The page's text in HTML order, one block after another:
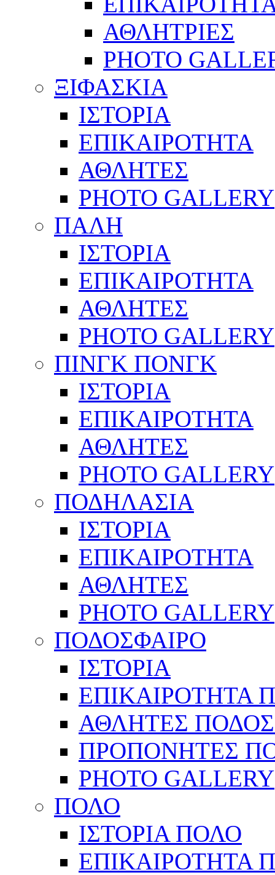
ΑΘΛΗΤΡΙΕΣ
PHOTO
ΞΙΦΑΣΚΙΑ
ΙΣΤΟΡΙΑ
ΕΠΙΚΑΙΡΟΤΗΤΑ
ΑΘΛΗΤΕΣ
PHOTO GALLERY
ΠΑΛΗ
ΙΣΤΟΡΙΑ
ΕΠΙΚΑΙΡΟΤΗΤΑ
ΑΘΛΗΤΕΣ
PHOTO GALLERY
ΠΙΝΓΚ ΠΟΝΓΚ
ΙΣΤΟΡΙΑ
ΕΠΙΚΑΙΡΟΤΗΤΑ
ΑΘΛΗΤΕΣ
PHOTO GALLERY
ΠΟΔΗΛΑΣΙΑ
ΙΣΤΟΡΙΑ
ΕΠΙΚΑΙΡΟΤΗΤΑ
ΑΘΛΗΤΕΣ
PHOTO GALLERY
ΠΟΔΟΣΦΑΙΡΟ
ΙΣΤΟΡΙΑ
ΕΠΙΚΑΙΡΟΤΗΤΑ
ΑΘΛΗΤΕΣ
ΠΡΟΠΟΝΗΤΕΣ
PHOTO GALLERY
ΠΟΛΟ
ΙΣΤΟΡΙΑ ΠΟΛΟ
ΕΠΙΚΑΙΡΟΤΗΤΑ